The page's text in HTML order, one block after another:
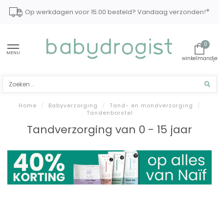
Op werkdagen voor 15:00 besteld? Vandaag verzonden!*
MENU
0
Home / Babyverzorging / Tand- en mondverzorging
/
Tandenborstel
Tandverzorging van 0 - 15 jaar